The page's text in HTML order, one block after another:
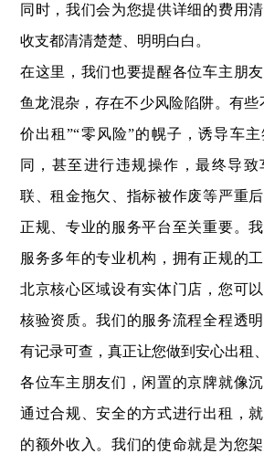
同时，我们会为您提供详细的费用
收支都清清楚楚、明明白白。
在这里，我们也要提醒各位车主朋
鱼龙混杂，存在不少风险陷阱。有些
价出租”“零风险”的幌子，诱导车
同，甚至进行违规操作，最终导致
联、租金拖欠、指标被作废等严重
正规、专业的服务平台至关重要。
服务多年的专业机构，拥有正规的
北京核心区域设有实体门店，您可以
核验资质。我们的服务流程全程透
有记录可查，真正让您做到安心出租
各位车主朋友们，闲置的京牌就像
通过合规、安全的方式进行出租，
的额外收入。我们的使命就是为您